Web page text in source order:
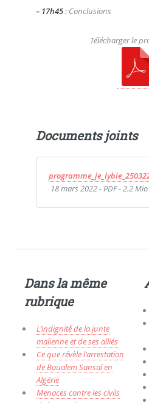
– 17h45: Conclusions
Télécharger le
Documents joints
18 mars 2022-PDF-2.2 Mio
Dans la même
rubrique
L’indignité́ de la junte
malienne et de ses alliés
Ce que révèle l’arrestation
de Boualem Sansal en
Algérie
Menaces contre les civils